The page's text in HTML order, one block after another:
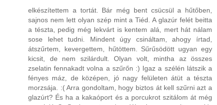
elkészítettem a tortát. Bár még bent csücsül a hűtőben,
sajnos nem lett olyan szép mint a Tiéd. A glazúr felét beitta
a tészta, pedig még lekvárt is kentem alá, mert hát nálam
sose lehet tudni. Mindent úgy csináltam, ahogy írtad,
átszűrtem, kevergettem, hűtöttem. Sűrűsödött ugyan egy
kicsit, de nem szilárdult. Olyan volt, mintha az összes
zselatin fennakadt volna a szűrőn :) Igaz a szélén látszik a
fényes máz, de középen, jó nagy felületen átüt a tészta
morzsája. :( Arra gondoltam, hogy biztos át kell szűrni azt a
glazúrt? És ha a kakaóport és a porcukrot szitálom át még